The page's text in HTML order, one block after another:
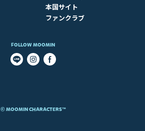
本国サイト
ファンクラブ
FOLLOW MOOMIN
© MOOMIN CHARACTERS™​